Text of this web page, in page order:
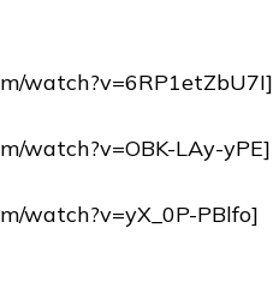
watch?v=6RP1etZbU7I]
watch?v=OBK-LAy-yPE]
watch?v=yX_0P-PBlfo]